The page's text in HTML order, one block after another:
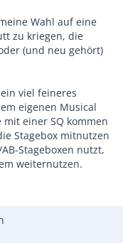
Wahl auf eine
zu kriegen, die
(und neu gehört)
viel feineres
eigenen Musical
einer SQ kommen
Stagebox mitnutzen
Stageboxen nutzt,
weiternutzen.